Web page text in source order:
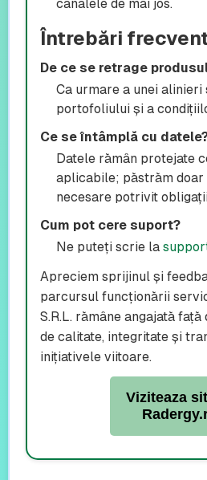
canalele de mai jos.
Întrebări
De ce se retrage
Ca urmare a unei alinieri
portofoliului și a
Ce se întâmplă cu
Datele rămân protejate
aplicabile; păstrăm
necesare potrivit
Cum pot cere suport?
Ne puteți scrie la
Apreciem sprijinul și
parcursul funcționării
S.R.L. rămâne angajată
de calitate, integritate și
inițiativele viitoare.
Viziteaza